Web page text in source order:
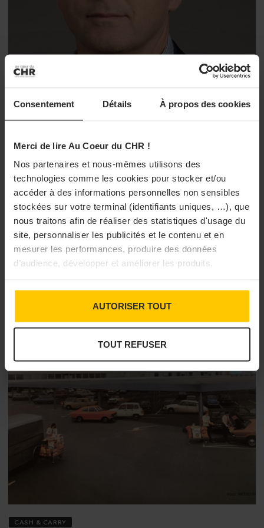
Consentement Détails À propos des cookies
Merci de lire Au Coeur du CHR !
Nos partenaires et nous-mêmes utilisons des
technologies comme les cookies pour stocker et/ou
accéder à des informations personnelles non sensibles
stockées sur votre terminal (identifiants uniques, …), que
nous traitons afin de réaliser des statistiques d'usage du
site, personnaliser les publicités et le contenu et en
mesurer les performances, produire des données
d’audience, développer et améliorer les produits.
AUTORISER TOUT
TOUT REFUSER
PORTRAITS ENTRETIENS
Nicolas Scapin : le comptoir mène à tout
Après avoir exploité, à l’âge de 20 ans, un pub de Massiac,
Nicolas Scapin s’est intéressé à la distribution. En vingt ans, il a
gravi tous les échelons de France Boissons, pour en ...
23/05/2019 à 09h00
CASH & CARRY